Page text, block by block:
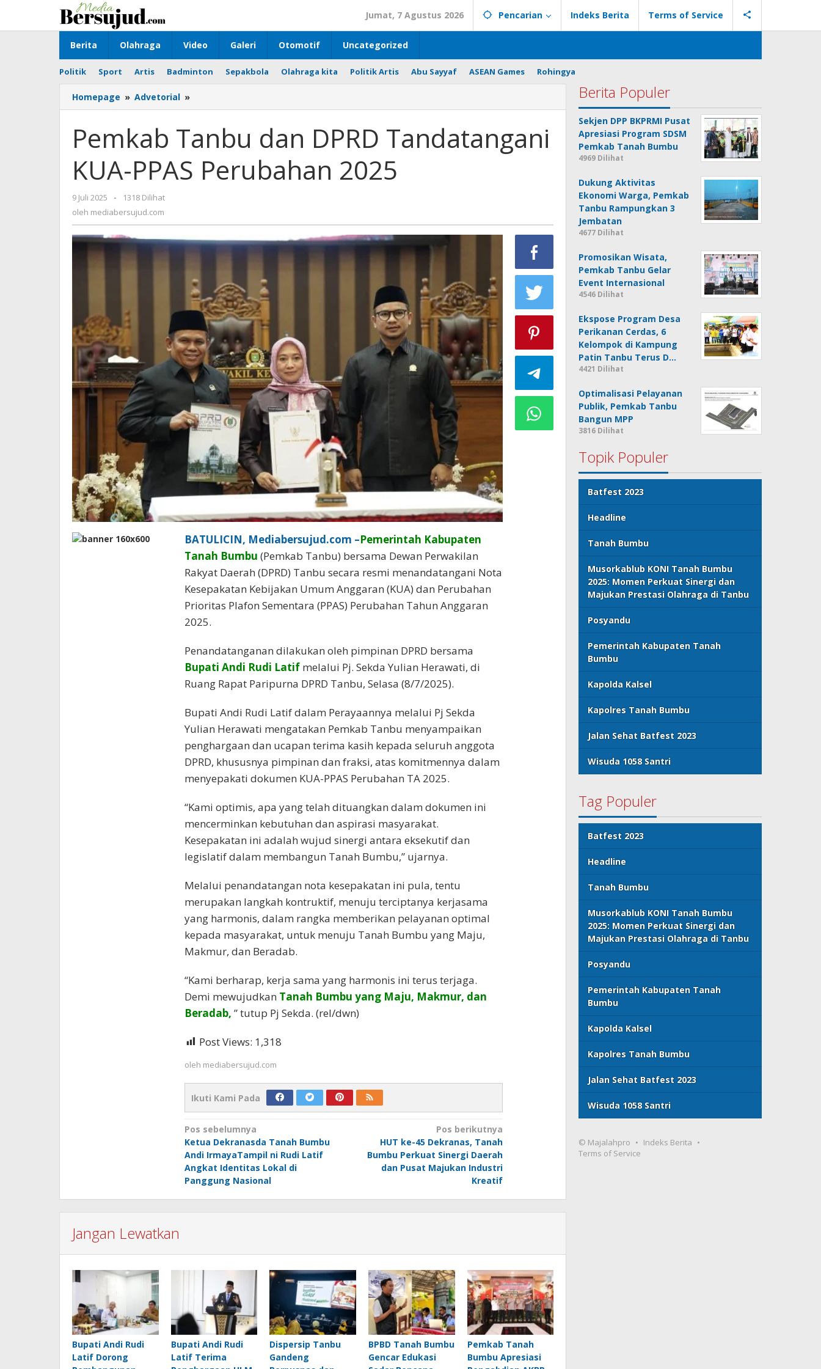
konten
Jumat, 7 Agustus 2026 Pencarian Indeks Berita Terms of Service
Berita Olahraga Video Galeri Otomotif Uncategorized
Politik Sport Artis Badminton Sepakbola Olahraga kita Politik Artis Abu Sayyaf ASEAN Games Rohingya
Homepage » Advetorial »
Tanbu
DPRD
Tandatangani
KUA-
PPAS
Pemkab Tanbu dan DPRD Tandatangani
KUA-PPAS Perubahan 2025
9 Juli 2025
oleh
mediabersujud.com
-
1318 Dilihat
oleh mediabersujud.com
BATULICIN, Mediabersujud.com –Pemerintah Kabupaten
Tanah Bumbu (Pemkab Tanbu) bersama Dewan Perwakilan
Rakyat Daerah (DPRD) Tanbu secara resmi menandatangani Nota
Kesepakatan Kebijakan Umum Anggaran (KUA) dan Perubahan
Prioritas Plafon Sementara (PPAS) Perubahan Tahun Anggaran
2025.
Penandatanganan dilakukan oleh pimpinan DPRD bersama
Bupati Andi Rudi Latifmelalui Pj. Sekda Yulian Herawati, di
Ruang Rapat Paripurna DPRD Tanbu, Selasa (8/7/2025).
Bupati Andi Rudi Latif dalam Perayaannya melalui Pj Sekda
Yulian Herawati mengatakan Pemkab Tanbu menyampaikan
penghargaan dan ucapan terima kasih kepada seluruh anggota
DPRD, khususnya pimpinan dan fraksi, atas komitmennya dalam
menyepakati dokumen KUA-PPAS Perubahan TA 2025.
“Kami optimis, apa yang telah dituangkan dalam dokumen ini
mencerminkan kebutuhan dan aspirasi masyarakat.
Kesepakatan ini adalah wujud sinergi antara eksekutif dan
legislatif dalam membangun Tanah Bumbu,” ujarnya.
Melalui penandatangan nota kesepakatan ini pula, tentu
merupakan langkah kontruktif, menuju terciptanya kerjasama
yang harmonis, dalam rangka memberikan pelayanan optimal
kepada masyarakat, untuk menuju Tanah Bumbu yang Maju,
Makmur, dan Beradab.
“Kami berharap, kerja sama yang harmonis ini terus terjaga.
Demi mewujudkan Tanah Bumbu yang Maju, Makmur, dan
Beradab, ” tutup Pj Sekda. (rel/dwn)
Post Views: 1,318
oleh mediabersujud.com
Ikuti Kami Pada
Navigasi
pos
Pos sebelumnya
Ketua Dekranasda Tanah Bumbu
Andi IrmayaTampil ni Rudi Latif
Angkat Identitas Lokal di
Panggung Nasional
Pos berikutnya
HUT ke-45 Dekranas, Tanah
Bumbu Perkuat Sinergi Daerah
dan Pusat Majukan Industri
Kreatif
Jangan Lewatkan
Bupati Andi Rudi
Latif Dorong
Bupati Andi Rudi
Latif Terima
Dispersip Tanbu
Gandeng
BPBD Tanah Bumbu
Gencar Edukasi
Pemkab Tanah
Bumbu Apresiasi
Berita Populer
Sekjen DPP BKPRMI Pusat
Apresiasi Program SDSM
Pemkab Tanah Bumbu
4969 Dilihat
Dukung Aktivitas
Ekonomi Warga, Pemkab
Tanbu Rampungkan 3
Jembatan
4677 Dilihat
Promosikan Wisata,
Pemkab Tanbu Gelar
Event Internasional
4546 Dilihat
Ekspose Program Desa
Perikanan Cerdas, 6
Kelompok di Kampung
Patin Tanbu Terus D…
4421 Dilihat
Optimalisasi Pelayanan
Publik, Pemkab Tanbu
Bangun MPP
3816 Dilihat
Topik Populer
Batfest 2023
Headline
Tanah Bumbu
Musorkablub KONI Tanah Bumbu
2025: Momen Perkuat Sinergi dan
Majukan Prestasi Olahraga di Tanbu
Posyandu
Pemerintah Kabupaten Tanah
Bumbu
Kapolda Kalsel
Kapolres Tanah Bumbu
Jalan Sehat Batfest 2023
Wisuda 1058 Santri
Tag Populer
Batfest 2023
Headline
Tanah Bumbu
Musorkablub KONI Tanah Bumbu
2025: Momen Perkuat Sinergi dan
Majukan Prestasi Olahraga di Tanbu
Posyandu
Pemerintah Kabupaten Tanah
Bumbu
Kapolda Kalsel
Kapolres Tanah Bumbu
Jalan Sehat Batfest 2023
Wisuda 1058 Santri
© Majalahpro
Indeks Berita
Terms of Service